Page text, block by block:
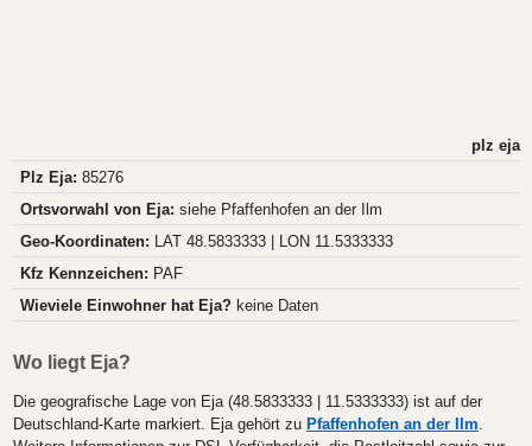
plz eja
Plz Eja: 85276
Ortsvorwahl von Eja: siehe Pfaffenhofen an der Ilm
Geo-Koordinaten: LAT 48.5833333 | LON 11.5333333
Kfz Kennzeichen: PAF
Wieviele Einwohner hat Eja? keine Daten
Wo liegt Eja?
Die geografische Lage von Eja (48.5833333 | 11.5333333) ist auf der
Deutschland-Karte markiert. Eja gehört zu Pfaffenhofen an der Ilm.